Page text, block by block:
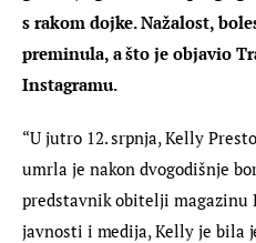
s rakom dojke. Nažalost,
preminula, a što je objavio
Instagramu.
“U jutro 12. srpnja, Kelly
umrla je nakon dvogodišnje
predstavnik obitelji magazinu
javnosti i medija, Kelly je bila